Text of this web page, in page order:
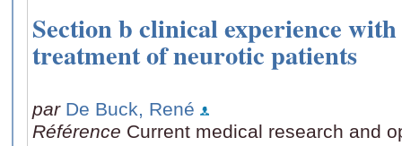
Section b clinical experience
treatment of neurotic patients
par De Buck, René
Référence Current medical research and